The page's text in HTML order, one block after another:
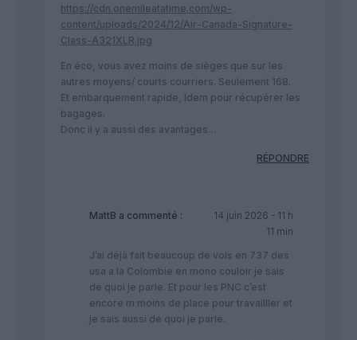
https://cdn.onemileatatime.com/wp-
content/uploads/2024/12/Air-Canada-Signature-
Class-A321XLR.jpg
En éco, vous avez moins de sièges que sur les
autres moyens/ courts courriers. Seulement 168.
Et embarquement rapide, Idem pour récupérer les
bagages.
Donc il y a aussi des avantages…
RÉPONDRE
MattB a commenté :
14 juin 2026 - 11 h
11 min
J’ai déjà fait beaucoup de vols en 737 des
usa a la Colombie en mono couloir je sais
de quoi je parle. Et pour les PNC c’est
encore m moins de place pour travailller et
je sais aussi de quoi je parle.